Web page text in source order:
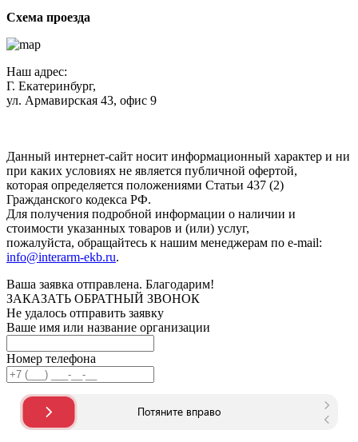
Схема проезда
Наш адрес:
Г. Екатеринбург,
ул. Армавирская 43, офис 9
Данный интернет-сайт носит информационный характер и ни
при каких условиях не является публичной офертой,
которая определяется положениями Статьи 437 (2)
Гражданского кодекса РФ.
Для получения подробной информации о наличии и
стоимости указанных товаров и (или) услуг,
пожалуйста, обращайтесь к нашим менеджерам по e-mail:
info@interarm-ekb.ru.
Ваша заявка отправлена. Благодарим!
ЗАКАЗАТЬ ОБРАТНЫЙ ЗВОНОК
Не удалось отправить заявку
Ваше имя или название организации
Номер телефона